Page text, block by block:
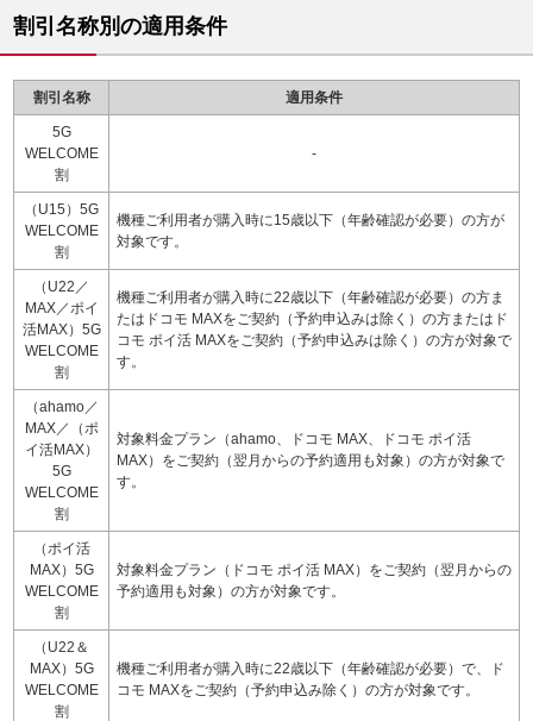
割引名称別の適用条件
割引名称 適用条件
5G
WELCOME
割
-
（U15）5G
WELCOME
割
機種ご利用者が購入時に15歳以下（年齢確認が必要）の方が
対象です。
（U22／
MAX／ポイ
活MAX）5G
WELCOME
割
機種ご利用者が購入時に22歳以下（年齢確認が必要）の方ま
たはドコモ MAXをご契約（予約申込みは除く）の方またはド
コモ ポイ活 MAXをご契約（予約申込みは除く）の方が対象で
す。
（ahamo／
MAX／（ポ
イ活MAX）
5G
WELCOME
割
対象料金プラン（ahamo、ドコモ MAX、ドコモ ポイ活
MAX）をご契約（翌月からの予約適用も対象）の方が対象で
す。
（ポイ活
MAX）5G
WELCOME
割
対象料金プラン（ドコモ ポイ活 MAX）をご契約（翌月からの
予約適用も対象）の方が対象です。
（U22＆
MAX）5G
WELCOME
割
機種ご利用者が購入時に22歳以下（年齢確認が必要）で、ド
コモ MAXをご契約（予約申込み除く）の方が対象です。